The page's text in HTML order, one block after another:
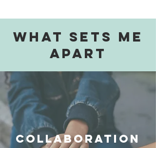
WHAT SETS ME
APART
COLLABORATION